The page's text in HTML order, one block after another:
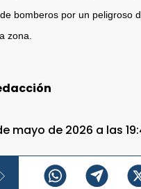
bomberos por un peligroso
zona.
mayo de 2026 a las